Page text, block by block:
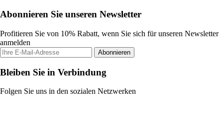
Abonnieren Sie unseren Newsletter
Profitieren Sie von 10% Rabatt, wenn Sie sich für unseren Newsletter
anmelden
Abonnieren
Bleiben Sie in Verbindung
Folgen Sie uns in den sozialen Netzwerken